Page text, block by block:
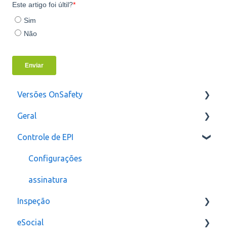
Versões OnSafety
Última Versão
Versões anteriores
Geral
Usuários
Controle de EPI
Configurações
assinatura
Inspeção
Relatórios e Indicadores
eSocial